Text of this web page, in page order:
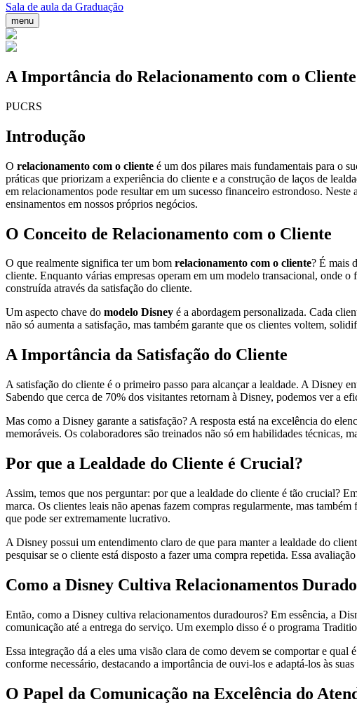
Sala de aula da Graduação
menu
A Importância do Relacionamento com o
PUCRS
Introdução
O relacionamento com o cliente é um dos pilares mais fundamentais para o
práticas que priorizam a experiência do cliente e a construção de laços de
em relacionamentos pode resultar em um sucesso financeiro estrondoso.
ensinamentos em nossos próprios negócios.
O Conceito de Relacionamento com o Cliente
O que realmente significa ter um bom relacionamento com o cliente? É mais
cliente. Enquanto várias empresas operam em um modelo transacional, onde
construída através da satisfação do cliente.
Um aspecto chave do modelo Disney é a abordagem personalizada. Cada
não só aumenta a satisfação, mas também garante que os clientes voltem,
A Importância da Satisfação do Cliente
A satisfação do cliente é o primeiro passo para alcançar a lealdade. A Disney
Sabendo que cerca de 70% dos visitantes retornam à Disney, podemos ver a
Mas como a Disney garante a satisfação? A resposta está na excelência do
memoráveis. Os colaboradores são treinados não só em habilidades técnicas,
Por que a Lealdade do Cliente é Crucial?
Assim, temos que nos perguntar: por que a lealdade do cliente é tão crucial?
marca. Os clientes leais não apenas fazem compras regularmente, mas
que pode ser extremamente lucrativo.
A Disney possui um entendimento claro de que para manter a lealdade do
pesquisar se o cliente está disposto a fazer uma compra repetida. Essa
Como a Disney Cultiva Relacionamentos
Então, como a Disney cultiva relacionamentos duradouros? Em essência, a
comunicação até a entrega do serviço. Um exemplo disso é o programa
Essa integração dá a eles uma visão clara de como devem se comportar e qual
conforme necessário, destacando a importância de ouvi-los e adaptá-los às suas
O Papel da Comunicação na Excelência do